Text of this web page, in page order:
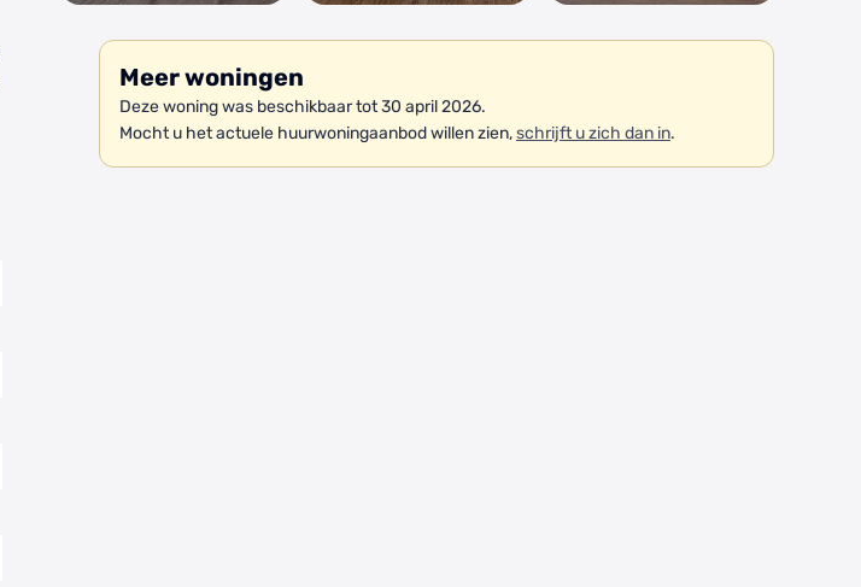
Meer woningen
Deze woning was beschikbaar tot 30 april 2026.
Mocht u het actuele huurwoningaanbod willen zien,schrijft u zich dan in.